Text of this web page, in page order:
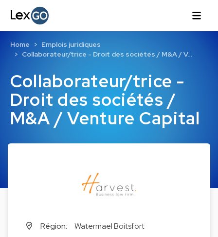
Collaborateur/trice -
Droit des sociétés /
M&A / Venture Capital
Home
Emplois juridiques
Collaborateur/trice - Droit des sociétés / M&A / V…
Région:
Watermael Boitsfort